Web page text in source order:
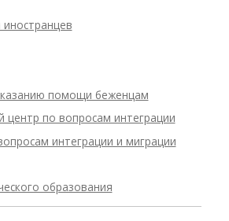
помощи беженцам
центр по вопросам интеграции
интеграции и миграции
образования